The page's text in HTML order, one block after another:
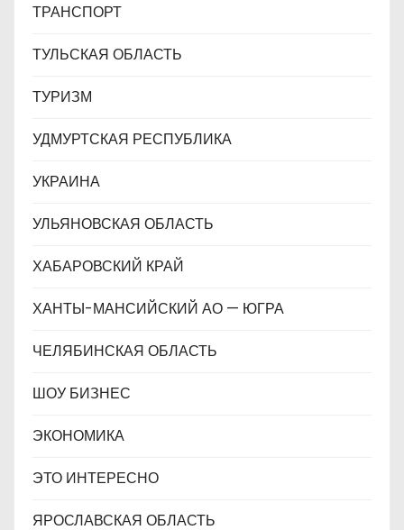
ТРАНСПОРТ
ТУЛЬСКАЯ ОБЛАСТЬ
ТУРИЗМ
УДМУРТСКАЯ РЕСПУБЛИКА
УКРАИНА
УЛЬЯНОВСКАЯ ОБЛАСТЬ
ХАБАРОВСКИЙ КРАЙ
ХАНТЫ-МАНСИЙСКИЙ АО — ЮГРА
ЧЕЛЯБИНСКАЯ ОБЛАСТЬ
ШОУ БИЗНЕС
ЭКОНОМИКА
ЭТО ИНТЕРЕСНО
ЯРОСЛАВСКАЯ ОБЛАСТЬ